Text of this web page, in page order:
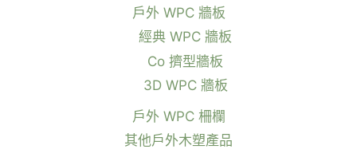
戶外 WPC 牆板
經典 WPC 牆板
Co 擠型牆板
3D WPC 牆板
戶外 WPC 柵欄
其他戶外木塑產品